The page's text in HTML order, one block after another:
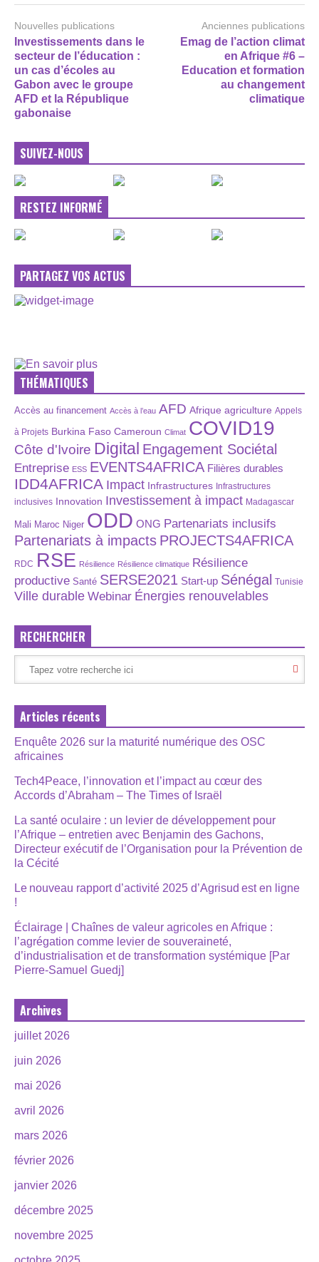
Nouvelles publications
Investissements dans le
secteur de l’éducation :
un cas d’écoles au
Gabon avec le groupe
AFD et la République
gabonaise
Anciennes publications
Emag de l’action climat
en Afrique #6 –
Education et formation
au changement
climatique
SUIVEZ-NOUS
RESTEZ INFORMÉ
PARTAGEZ VOS ACTUS
THÉMATIQUES
Accès au financement Accès à l’eau AFD Afrique agriculture Appels
à Projets Burkina Faso Cameroun Climat COVID19
Côte d'Ivoire Digital Engagement Sociétal
Entreprise ESS EVENTS4AFRICA Filières durables
IDD4AFRICA Impact Infrastructures Infrastructures
inclusives Innovation Investissement à impact Madagascar
Mali Maroc Niger ODD ONG Partenariats inclusifs
Partenariats à impacts PROJECTS4AFRICA
RDC RSE Résilience Résilience climatique Résilience
productive Santé SERSE2021 Start-up Sénégal Tunisie
Ville durable Webinar Énergies renouvelables
RECHERCHER
Articles récents
Enquête 2026 sur la maturité numérique des OSC
africaines
Tech4Peace, l’innovation et l’impact au cœur des
Accords d’Abraham – The Times of Israël
La santé oculaire : un levier de développement pour
l’Afrique – entretien avec Benjamin des Gachons,
Directeur exécutif de l’Organisation pour la Prévention de
la Cécité
Le nouveau rapport d’activité 2025 d’Agrisud est en ligne
!
Éclairage | Chaînes de valeur agricoles en Afrique :
l’agrégation comme levier de souveraineté,
d’industrialisation et de transformation systémique [Par
Pierre-Samuel Guedj]
Archives
juillet 2026
juin 2026
mai 2026
avril 2026
mars 2026
février 2026
janvier 2026
décembre 2025
novembre 2025